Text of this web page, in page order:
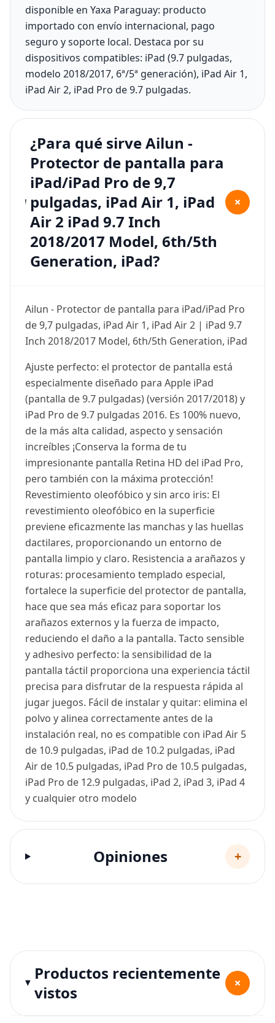
disponible en Yaxa Paraguay: producto
importado con envío internacional, pago
seguro y soporte local. Destaca por su
dispositivos compatibles: iPad (9.7 pulgadas,
modelo 2018/2017, 6ª/5ª generación), iPad Air 1,
iPad Air 2, iPad Pro de 9.7 pulgadas.
¿Para qué sirve Ailun -
Protector de pantalla para
iPad/iPad Pro de 9,7
pulgadas, iPad Air 1, iPad
Air 2 iPad 9.7 Inch
2018/2017 Model, 6th/5th
Generation, iPad?
+
Ailun - Protector de pantalla para iPad/iPad Pro
de 9,7 pulgadas, iPad Air 1, iPad Air 2 | iPad 9.7
Inch 2018/2017 Model, 6th/5th Generation, iPad
Ajuste perfecto: el protector de pantalla está
especialmente diseñado para Apple iPad
(pantalla de 9.7 pulgadas) (versión 2017/2018) y
iPad Pro de 9.7 pulgadas 2016. Es 100% nuevo,
de la más alta calidad, aspecto y sensación
increíbles ¡Conserva la forma de tu
impresionante pantalla Retina HD del iPad Pro,
pero también con la máxima protección!
Revestimiento oleofóbico y sin arco iris: El
revestimiento oleofóbico en la superficie
previene eficazmente las manchas y las huellas
dactilares, proporcionando un entorno de
pantalla limpio y claro. Resistencia a arañazos y
roturas: procesamiento templado especial,
fortalece la superficie del protector de pantalla,
hace que sea más eficaz para soportar los
arañazos externos y la fuerza de impacto,
reduciendo el daño a la pantalla. Tacto sensible
y adhesivo perfecto: la sensibilidad de la
pantalla táctil proporciona una experiencia táctil
precisa para disfrutar de la respuesta rápida al
jugar juegos. Fácil de instalar y quitar: elimina el
polvo y alinea correctamente antes de la
instalación real, no es compatible con iPad Air 5
de 10.9 pulgadas, iPad de 10.2 pulgadas, iPad
Air de 10.5 pulgadas, iPad Pro de 10.5 pulgadas,
iPad Pro de 12.9 pulgadas, iPad 2, iPad 3, iPad 4
y cualquier otro modelo
Opiniones +
Productos recientemente
vistos
+